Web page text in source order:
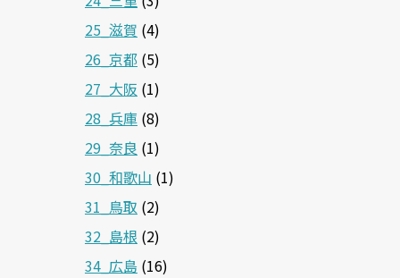
25_滋賀 (4)
26_京都 (5)
27_大阪 (1)
28_兵庫 (8)
29_奈良 (1)
30_和歌山 (1)
31_鳥取 (2)
32_島根 (2)
34_広島 (16)